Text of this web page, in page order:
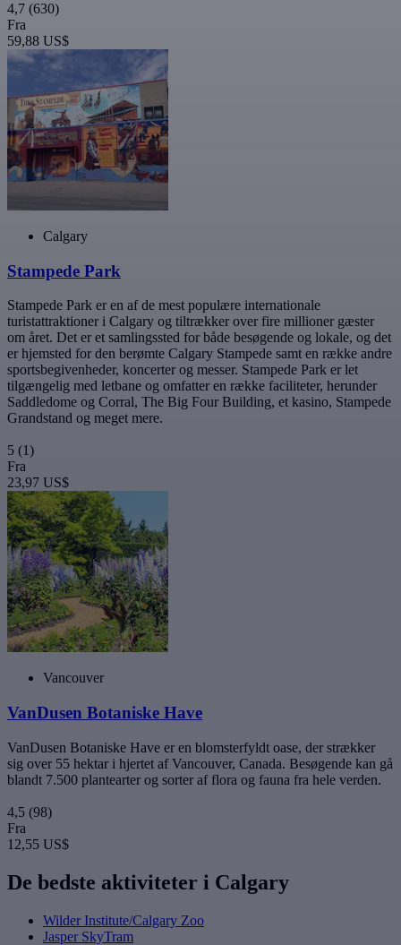
4,7 (630)
Fra
59,88 US$
Calgary
Stampede Park
Stampede Park er en af de mest populære internationale
turistattraktioner i Calgary og tiltrækker over fire millioner gæster
om året. Det er et samlingssted for både besøgende og lokale, og det
er hjemsted for den berømte Calgary Stampede samt en række andre
sportsbegivenheder, koncerter og messer. Stampede Park er let
tilgængelig med letbane og omfatter en række faciliteter, herunder
Saddledome og Corral, The Big Four Building, et kasino, Stampede
Grandstand og meget mere.
5 (1)
Fra
23,97 US$
Vancouver
VanDusen Botaniske Have
VanDusen Botaniske Have er en blomsterfyldt oase, der strækker
sig over 55 hektar i hjertet af Vancouver, Canada. Besøgende kan gå
blandt 7.500 plantearter og sorter af flora og fauna fra hele verden.
4,5 (98)
Fra
12,55 US$
De bedste aktiviteter i Calgary
Wilder Institute/Calgary Zoo
Jasper SkyTram